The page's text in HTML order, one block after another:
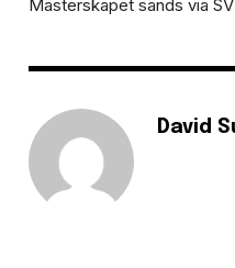
Mästerskapet sänds via
David